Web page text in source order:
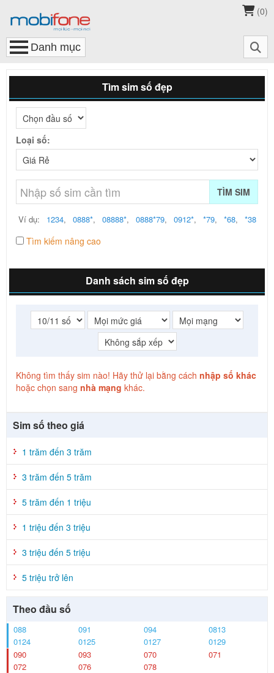
(0)
Tìm sim số đẹp
Loại số:
TÌM SIM
Ví dụ: 1234, 0888*, 08888*, 0888*79, 0912*, *79, *68, *38
Tìm kiếm nâng cao
Danh sách sim số đẹp
Không tìm thấy sim nào! Hãy thử lại bằng cách nhập số khác
hoặc chọn sang nhà mạng khác.
Sim số theo giá
1 trăm đến 3 trăm
3 trăm đến 5 trăm
5 trăm đến 1 triệu
1 triệu đến 3 triệu
3 triệu đến 5 triệu
5 triệu trở lên
Theo đầu số
088 091 094
0813
0124
0125 0127
0129
090
093 070
071
072
076
078